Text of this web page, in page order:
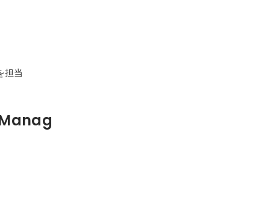
担当